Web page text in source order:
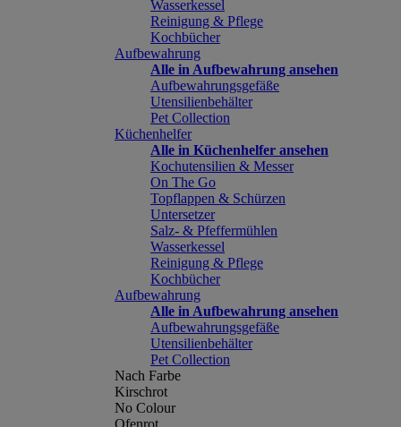
Wasserkessel
Reinigung & Pflege
Kochbücher
Aufbewahrung
Alle in Aufbewahrung ansehen
Aufbewahrungsgefäße
Utensilienbehälter
Pet Collection
Küchenhelfer
Alle in Küchenhelfer ansehen
Kochutensilien & Messer
On The Go
Topflappen & Schürzen
Untersetzer
Salz- & Pfeffermühlen
Wasserkessel
Reinigung & Pflege
Kochbücher
Aufbewahrung
Alle in Aufbewahrung ansehen
Aufbewahrungsgefäße
Utensilienbehälter
Pet Collection
Nach Farbe
Kirschrot
No Colour
Ofenrot